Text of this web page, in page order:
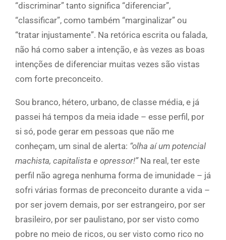
“discriminar” tanto significa “diferenciar”,
“classificar”, como também “marginalizar” ou
“tratar injustamente”. Na retórica escrita ou falada,
não há como saber a intenção, e às vezes as boas
intenções de diferenciar muitas vezes são vistas
com forte preconceito.
Sou branco, hétero, urbano, de classe média, e já
passei há tempos da meia idade – esse perfil, por
si só, pode gerar em pessoas que não me
conheçam, um sinal de alerta: “olha aí um potencial
machista, capitalista e opressor!”Na real, ter este
perfil não agrega nenhuma forma de imunidade – já
sofri várias formas de preconceito durante a vida –
por ser jovem demais, por ser estrangeiro, por ser
brasileiro, por ser paulistano, por ser visto como
pobre no meio de ricos, ou ser visto como rico no